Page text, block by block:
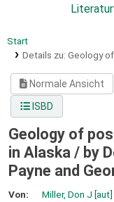
Start
Details zu: Geology
Normale Ansicht
ISBD
Geology of
in Alaska / by
Payne and
Von: Miller, Don J [aut]